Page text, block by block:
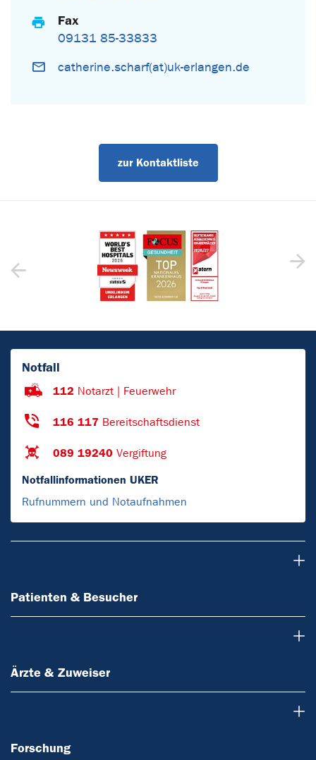
Fax
09131 85-33833
catherine.scharf(at)uk-erlangen.de
zur Kontaktliste
Notfall
112 Notarzt | Feuerwehr
116 117 Bereitschaftsdienst
089 19240 Vergiftung
Notfallinformationen UKER
Rufnummern und Notaufnahmen
Patienten & Besucher
Ärzte & Zuweiser
Forschung